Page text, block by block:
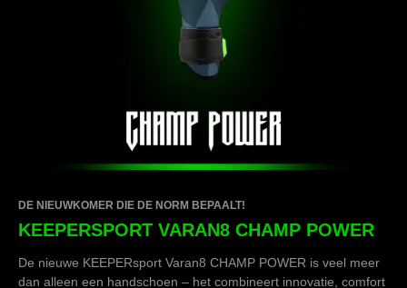
DE NIEUWKOMER DIE DE NORM BEPAALT!
KEEPERSPORT VARAN8 CHAMP POWER
De nieuwe KEEPERsport Varan8 CHAMP POWER is veel meer
dan alleen een handschoen – het combineert innovatie, comfort